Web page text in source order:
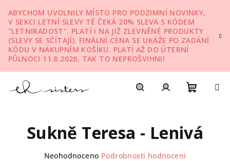
na
obsah
ABYCHOM UVOLNILY MÍSTO PRO PODZIMNÍ NOVINKY,
V SEKCI LETNÍ SLEVY TĚ ČEKÁ 20% SLEVA S KÓDEM
"LETNIRADOST". PLATÍ I NA JIŽ ZLEVNĚNÉ PRODUKTY
(SLEVY SE SČÍTAJÍ). FINÁLNÍ CENA SE UKÁŽE PO ZADÁNÍ
KÓDU V NÁKUPNÍM KOŠÍKU. PLATÍ AŽ DO ÚTERNÍ
PŮLNOCI 11.8.2026, TAK TO NEPROŠVIHNI!
košík
Sukně Teresa - Lenivá
Neohodnoceno Podrobnosti hodnocení